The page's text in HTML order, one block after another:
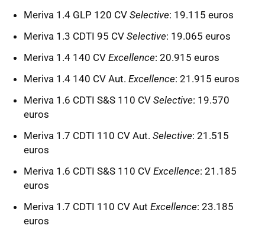
Meriva 1.4 GLP 120 CV Selective: 19.115 euros
Meriva 1.3 CDTI 95 CV Selective: 19.065 euros
Meriva 1.4 140 CV Excellence: 20.915 euros
Meriva 1.4 140 CV Aut. Excellence: 21.915 euros
Meriva 1.6 CDTI S&S 110 CV Selective: 19.570
euros
Meriva 1.7 CDTI 110 CV Aut. Selective: 21.515
euros
Meriva 1.6 CDTI S&S 110 CV Excellence: 21.185
euros
Meriva 1.7 CDTI 110 CV Aut Excellence: 23.185
euros